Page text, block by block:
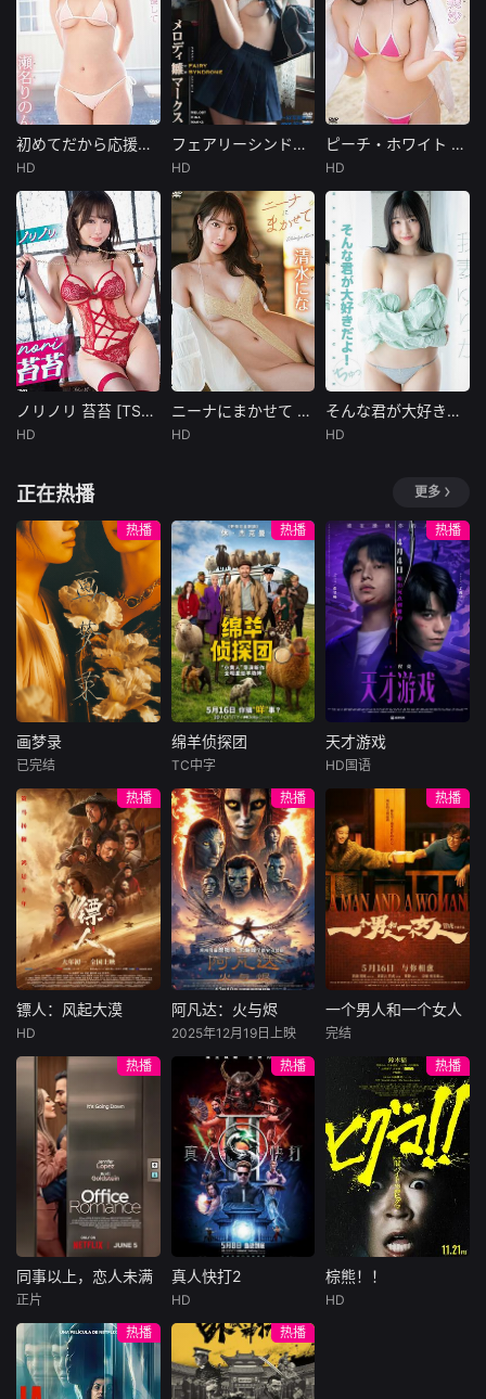
ー： アイマック
スイメージレーベ
ル： &n
初めてだから応援して 瀬名りのん [TSDS-43065]
発売日： 2026/0
2/20製作年： --
--収録時間： -
初めてだから応援して 瀬名りのん [TSDS-43065]
HD
フェアリーシンドローム (R18) メロディ・雛・マークス [TSDS-43067]
配信開始日： 20
26/02/19商品発売
日： 2026/02/19
収録時間： &nb
フェアリーシンドローム (R18) メロディ・雛・マークス [TSDS-43067]
HD
ピーチ・ホワイト 桃白美沙 [TSDS-43055]
発売日： 2026/0
1/23製作年： --
--収録時間： 1
ピーチ・ホワイト 桃白美沙 [TSDS-43055]
HD
ノリノリ 苔苔 [TSDS-43066]
発売日： 2026/0
2/20製作年： --
--収録時間： -
ノリノリ 苔苔 [TSDS-43066]
HD
ニーナにまかせて 清水にな [TSDS-43064]
--収録時間： -
ニーナにまかせて 清水にな [TSDS-43064]
HD
そんな君が大好きだよ ちゅっ！ 我妻ゆりか [TSDS-47003]
発売日： 2022/0
7/22製作年： --
--収録時間： 1
そんな君が大好きだよ ちゅっ！ 我妻ゆりか [TSDS-47003]
HD
正在热播 更多
热播
画梦录
林柏叡
民国的上海滩，身
怀绝技的孤女画师
许雁真，意外与身
陷危局的融汇银行
总账姜心羽产生交
集。姜心羽遭人陷
害，只得与许雁真
结盟，彼时银行欲
将国宝名画低价卖
给外国人，许雁真
仿造名画、偷天换
日。几经波折，两
人联手在各方势力
的夹缝间巧妙周
旋，共历险阻，破
解重重困境。
画梦录
已完结
热播
绵羊侦探团
尼可拉斯·博朗
尼古拉斯·加利齐纳
牧羊人乔治
（休·杰克曼饰）最
爱给羊群读侦探小
说，没想到自己有
一天会离奇死亡。
他留下的3000万
巨额遗产，让每个
人貌似都有犯罪动
机。警察毫无头绪
“不务正业”迈出牧
场，追查牧羊人“躺
平
绵羊侦探团
TC中字
热播
天才游戏
李蔓瑄
穷途末路的天才少
年刘全龙（彭昱畅
饰），被偏执富家
公子陈伦（丁禹兮
饰）选中，被迫踏
入一场为他量身打
造的“换命游戏”。
豪华别墅、名车名
表、神秘女友全部
备齐，在陈伦的精
瞬间拥有顶配人
生。
天才游戏
HD国语
热播
镖人：风起大漠
于适
大漠之上，镖人、
官府、西域五大家
族等多方势力盘根
错节、暗潮涌动。
“天字第二号逃犯”
刀马接下特殊押镖
任务，和同伴一起
从西域护镖远赴长
安。不料，他们的
护送对象竟是“天字
郎……天下熙熙皆
为利来，各方势力
闻风入局，抢镖厮
镖人：风起大漠
HD
热播
阿凡达：火与烬
佐伊·索尔达娜
西格妮·韦弗
影片聚焦杰克·萨利
与奈蒂莉一家的命
运起伏，在前作的
情感余波之上，深
刻描绘一个家族在
战火中如何成长、
并共同守护血脉相
连的情感纽带的历
程，从而将故事推
维度。此外，潘多
拉的全新领域也即
将揭晓
阿凡达：火与烬
2025年12月19日上映
热播
一个男人和一个女人
周汉宁
男人（黄渤
饰）和女人（倪妮
饰）飞机同时落
地，入住同一家酒
店，成为一墙之隔
的邻居。不够隔音
的房间暴露了男人
和女人因生活暂停
陷入的困境，健
康、家庭、婚姻、
一个男人和一个女人
完结
热播
同事以上，恋人未满
布雷特·戈德斯坦
贝蒂·吉尔平
洛佩兹饰演的航空
同事以上，恋人未满
正片
热播
真人快打2
阿德莱恩·鲁道夫
杰西卡·麦克娜美
过气好莱坞演
真人快打2
HD
热播
棕熊！！
棕熊！！
HD
热播
热播